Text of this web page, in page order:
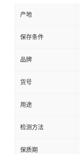
产地
保存条件
品牌
货号
用途
检测方法
保质期